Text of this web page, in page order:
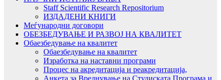
Staff Scientific Research Repositorium
ИЗДАДЕНИ КНИГИ
Меѓународни договори
ОБЕЗБЕДУВАЊЕ И РАЗВОЈ НА КВАЛИТЕТ
Обаезбедување на квалитет
Обаезбедување на квалитет
Изработка на наставни програми
Процес на акредитација и реакредитација,
Анкета за Вреднување на Студиската Програма и